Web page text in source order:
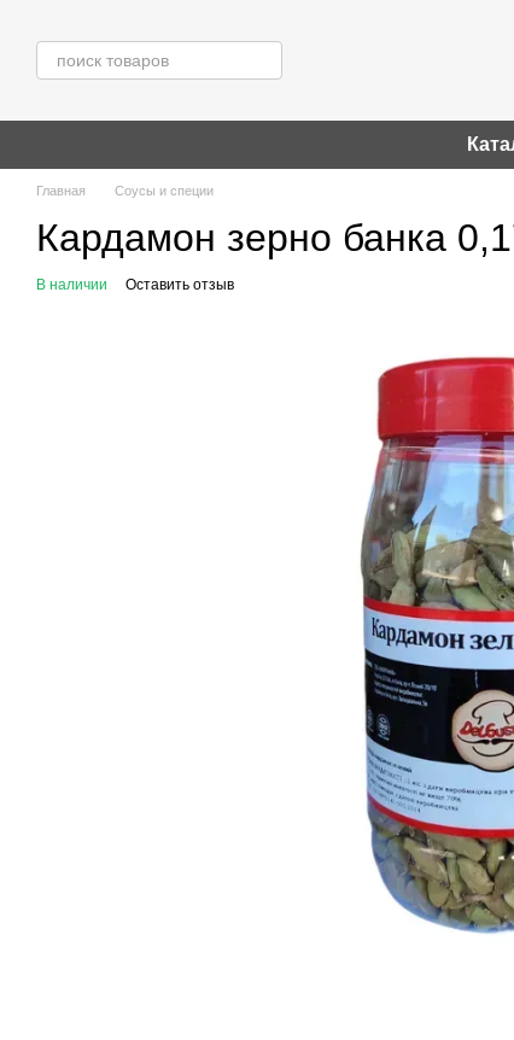
Главная Соусы и специи
Кардамон зерно банка
В наличии Оставить отзыв